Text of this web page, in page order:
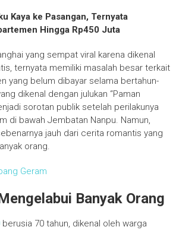
Kaya ke Pasangan, Ternyata
Hingga Rp450 Juta
yang sempat viral karena dikenal
ternyata memiliki masalah besar terkait
yang belum dibayar selama bertahun-
dikenal dengan julukan “Paman
sorotan publik setelah perilakunya
di bawah Jembatan Nanpu. Namun,
jauh dari cerita romantis yang
orang.
Geram
Banyak Orang
berusia 70 tahun, dikenal oleh warga